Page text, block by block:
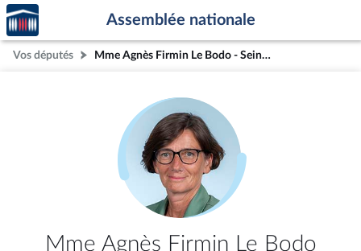
Aller au contenu
Aller en bas de la page
Accèder
à la
page
d'accueil
Assemblée nationale
Vos députés Mme Agnès Firmin Le Bodo - Seine-Maritime (7e circonscription)
Mme Agnès Firmin Le Bodo